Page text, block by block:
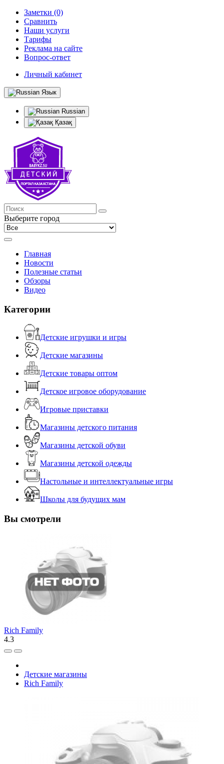
Заметки (0)
Сравнить
Наши услуги
Тарифы
Реклама на сайте
Вопрос-ответ
Личный кабинет
Язык
Russian
Қазақ
Выберите город
Главная
Новости
Полезные статьи
Обзоры
Видео
Категории
Детские игрушки и игры
Детские магазины
Детские товары оптом
Детское игровое оборудование
Игровые приставки
Магазины детского питания
Магазины детской обуви
Магазины детской одежды
Настольные и интеллектуальные игры
Школы для будущих мам
Вы смотрели
Rich Family
4.3
Детские магазины
Rich Family